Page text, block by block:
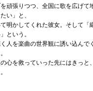
を頑張りつつ、全国に歌を広げて
い」と、
明かしてくれた彼女。そして「
という。
人を楽曲の世界観に誘い込んで
心を救っていった先にはきっと